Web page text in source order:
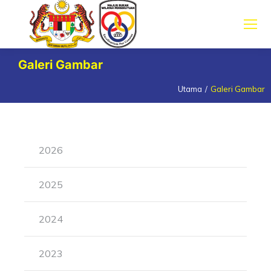
Galeri Gambar
Utama Galeri Gambar
2026
2025
2024
2023